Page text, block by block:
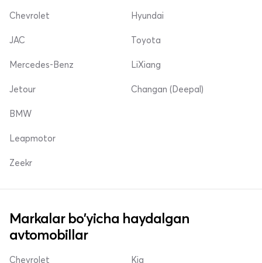
Chevrolet Hyundai
JAC
Mercedes-Benz
Jetour
Toyota
LiXiang
Changan (Deepal)
BMW
Leapmotor
Zeekr
Markalar bo'yicha haydalgan
avtomobillar
Chevrolet Kia